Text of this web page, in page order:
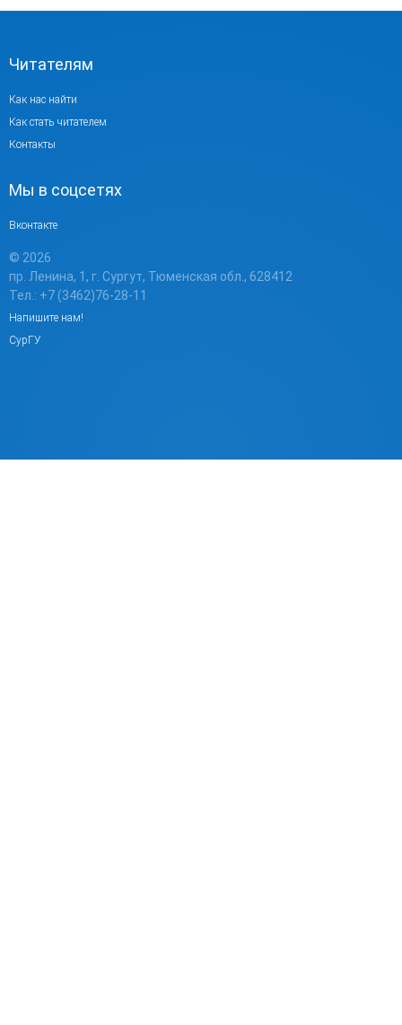
Читателям
Как нас найти
Как стать читателем
Контакты
Мы в соцсетях
Вконтакте
© 2026
пр. Ленина, 1, г. Сургут, Тюменская обл., 628412
Тел.: +7 (3462)76-28-11
Напишите нам!
СурГУ